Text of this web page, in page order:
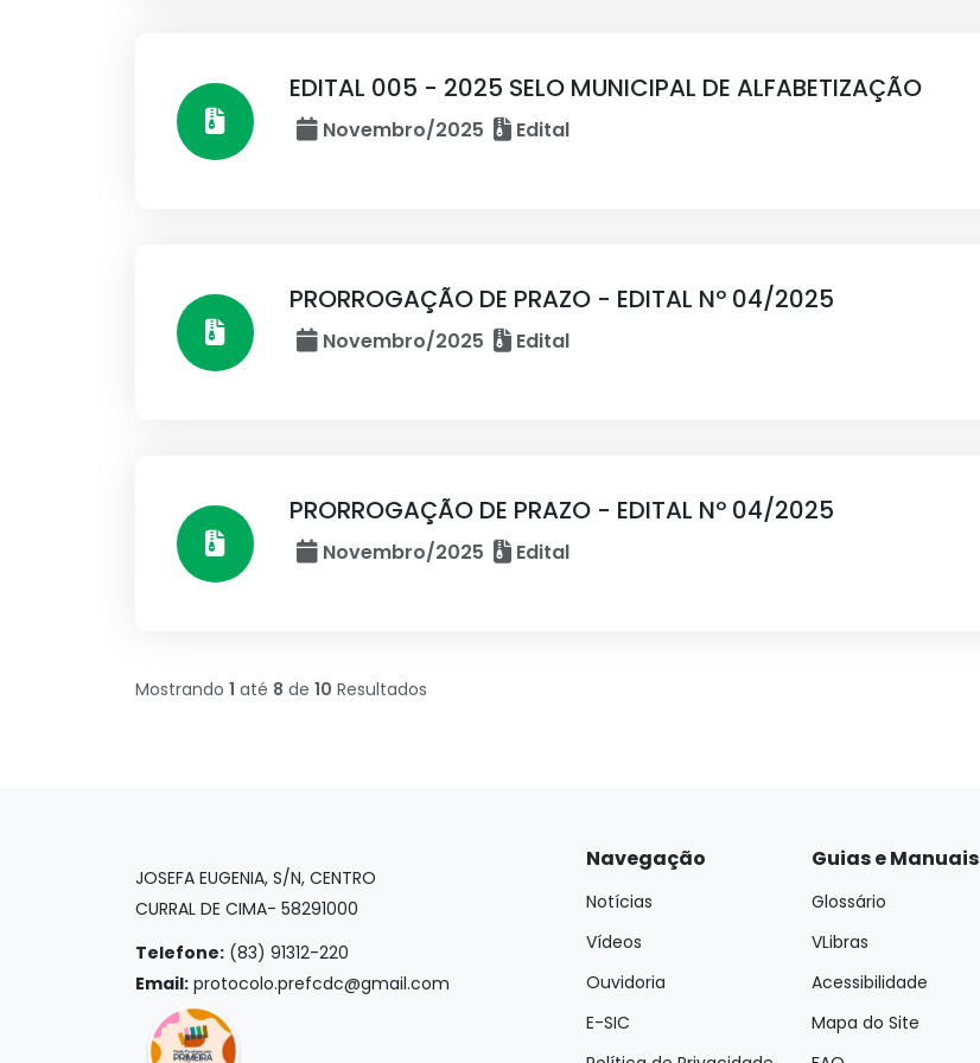
EDITAL 005 - 2025 SELO MUNICIPAL DE ALFABETIZAÇÃO
Novembro/2025 Edital
PRORROGAÇÃO DE PRAZO - EDITAL Nº 04/2025
Novembro/2025 Edital
PRORROGAÇÃO DE PRAZO - EDITAL Nº 04/2025
Novembro/2025 Edital
Mostrando 1 até 8 de 10 Resultados
JOSEFA EUGENIA, S/N, CENTRO
CURRAL DE CIMA- 58291000
Telefone: (83) 91312-220
Email: protocolo.prefcdc@gmail.com
Navegação
Notícias
Vídeos
Ouvidoria
E-SIC
Guias e Manuais
Glossário
VLibras
Acessibilidade
Mapa do Site